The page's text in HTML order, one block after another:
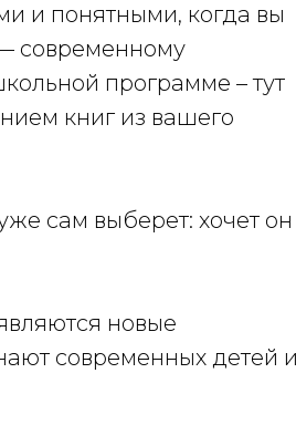
и понятными, когда вы
— современному
программе – тут
книг из вашего
сам выберет: хочет он
новые
современных детей и